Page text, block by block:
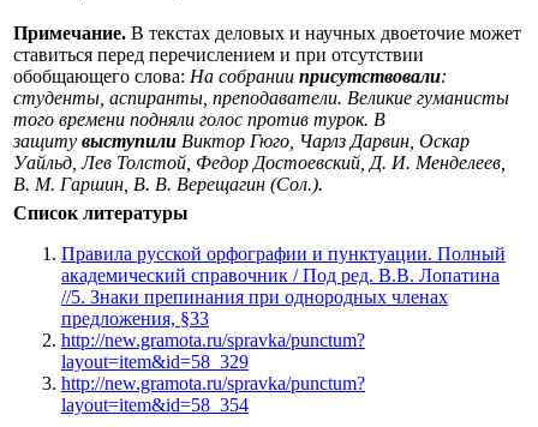
Примечание. В текстах деловых и научных двоеточие может
ставиться перед перечислением и при отсутствии
обобщающего слова: На собрании присутствовали:
студенты, аспиранты, преподаватели. Великие гуманисты
того времени подняли голос против турок. В
защиту выступили Виктор Гюго, Чарлз Дарвин, Оскар
Уайльд, Лев Толстой, Федор Достоевский, Д. И. Менделеев,
В. М. Гаршин, В. В. Верещагин (Сол.).
Список литературы
Правила русской орфографии и пунктуации. Полный
академический справочник / Под ред. В.В. Лопатина
//5. Знаки препинания при однородных членах
предложения, §33
http://new.gramota.ru/spravka/punctum?
layout=item&id=58_329
http://new.gramota.ru/spravka/punctum?
layout=item&id=58_354